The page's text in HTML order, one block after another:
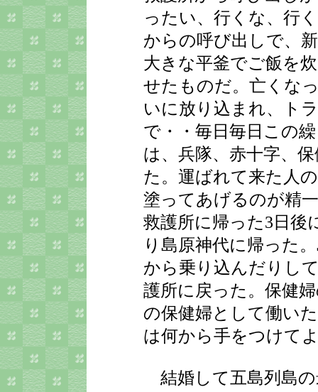
ったい、行くな、行
からの呼び出しで、
大きな平釜でご飯を
せたものだ。亡くな
いに放り込まれ、ト
で・・毎日毎日この
は、兵隊、赤十字、
た。運ばれて来た人
塗ってあげるのが精
救護所に帰った3日後
り島原神代に帰った
から乗り込んだりし
護所に戻った。保健
の保健婦として働い
は何から手をつけて
結婚して五島列島の